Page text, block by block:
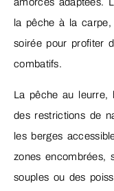
amorces adaptées.
la pêche à la carpe,
soirée pour profiter
combatifs.
La pêche au leurre,
des restrictions de
les berges
zones encombrées,
souples ou des